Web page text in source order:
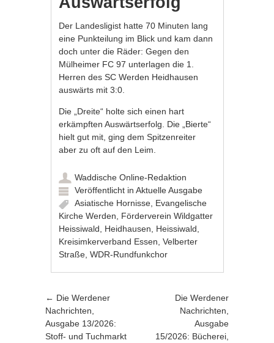
Der Landesligist hatte 70 Minuten lang
eine Punkteilung im Blick und kam dann
doch unter die Räder: Gegen den
Mülheimer FC 97 unterlagen die 1.
Herren des SC Werden Heidhausen
auswärts mit 3:0.
Die „Dreite“ holte sich einen hart
erkämpften Auswärtserfolg. Die „Bierte“
hielt gut mit, ging dem Spitzenreiter
aber zu oft auf den Leim.
Waddische Online-Redaktion
Veröffentlicht inAktuelle Ausgabe
Asiatische Hornisse Evangelische
Kirche Werden
Förderverein Wildgatter
Heissiwald
Heidhausen Heissiwald
Kreisimkerverband Essen ,Velberter
Straße ,WDR-Rundfunkchor
Artikel-Navigation
← Die Werdener
Nachrichten,
Ausgabe 13/2026:
Stoff- und Tuchmarkt
Die Werdener
Nachrichten,
Ausgabe
15/2026: Bücherei,